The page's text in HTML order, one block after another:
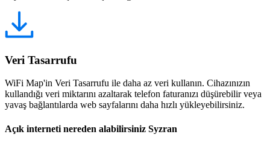
Veri Tasarrufu
WiFi Map'in Veri Tasarrufu ile daha az veri kullanın. Cihazınızın
kullandığı veri miktarını azaltarak telefon faturanızı düşürebilir veya
yavaş bağlantılarda web sayfalarını daha hızlı yükleyebilirsiniz.
Açık interneti nereden alabilirsiniz Syzran